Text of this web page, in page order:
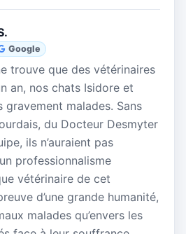
Google
trouve que des vétérinaires
an, nos chats Isidore et
malades. Sans
du Docteur Desmyter
ils n’auraient pas
professionnalisme
vétérinaire de cet
d’une grande humanité,
malades qu’envers les